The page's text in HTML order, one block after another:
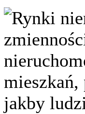
Rynki
mieszkań,
jakby